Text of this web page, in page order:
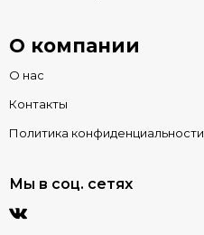
О компании
О нас
Контакты
Политика конфиденциальности
Мы в соц. сетях